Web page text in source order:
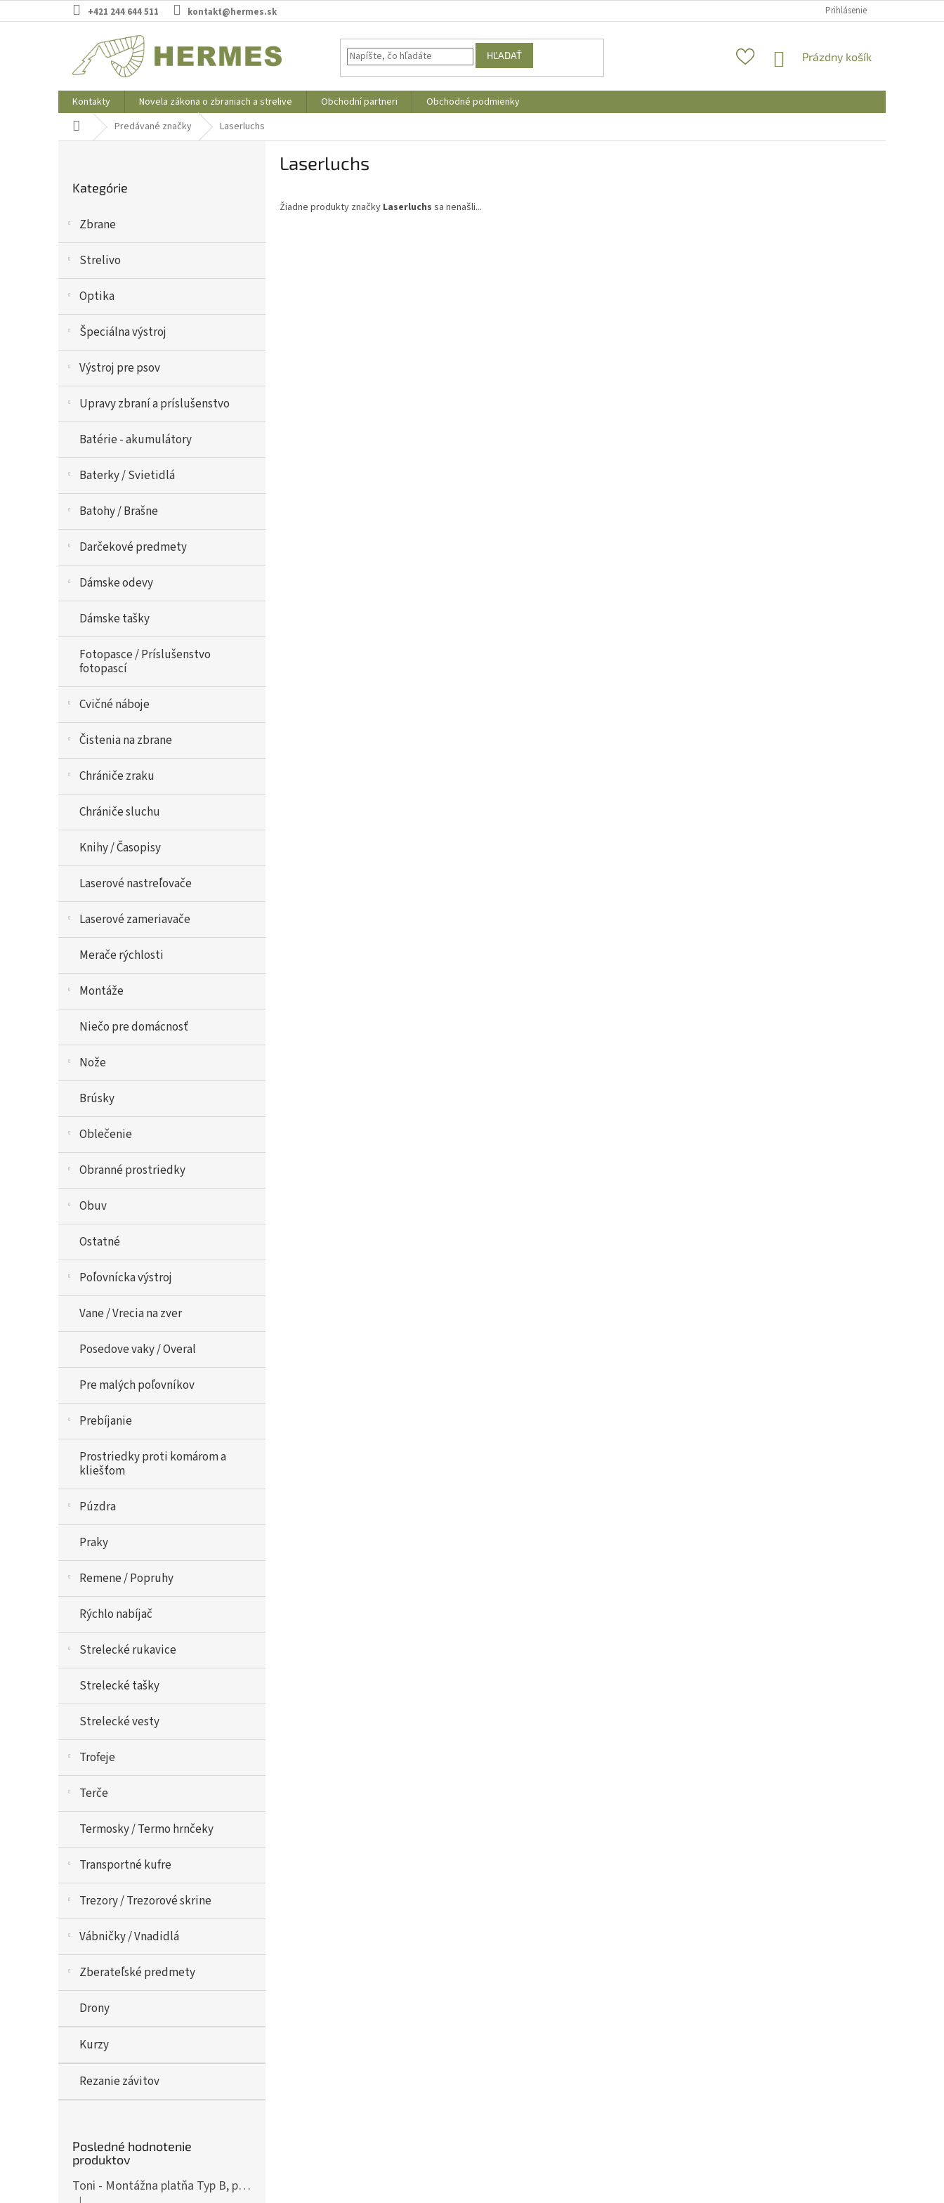
na
+421 244 644 511 kontakt@hermes.sk Prihlásenie
HĽADAŤ
NÁKUPNÝ
Prázdny košík
Kontakty Novela zákona o zbraniach a strelive Obchodní partneri
Obchodné podmienky
DomovPredávané značky Laserluchs
a
kategórie
Kategórie
Zbrane
Strelivo
Optika
Špeciálna výstroj
Výstroj pre psov
Upravy zbraní a príslušenstvo
Batérie - akumulátory
Baterky / Svietidlá
Batohy / Brašne
Darčekové predmety
Dámske odevy
Dámske tašky
Fotopasce / Príslušenstvo
fotopascí
Cvičné náboje
Čistenia na zbrane
Chrániče zraku
Chrániče sluchu
Knihy / Časopisy
Laserové nastreľovače
Laserové zameriavače
Merače rýchlosti
Montáže
Niečo pre domácnosť
Nože
Brúsky
Oblečenie
Obranné prostriedky
Obuv
Ostatné
Poľovnícka výstroj
Vane / Vrecia na zver
Posedove vaky / Overal
Pre malých poľovníkov
Prebíjanie
Prostriedky proti komárom a
kliešťom
Púzdra
Praky
Remene / Popruhy
Rýchlo nabíjač
Strelecké rukavice
Strelecké tašky
Strelecké vesty
Trofeje
Terče
Termosky / Termo hrnčeky
Transportné kufre
Trezory / Trezorové skrine
Vábničky / Vnadidlá
Zberateľské predmety
Drony
Kurzy
Rezanie závitov
Posledné hodnotenie
produktov
Toni - Montážna platňa Typ B, pre ČZ P-10, Art.: OPXCZP10B
Laserluchs
Žiadne produkty značky Laserluchs sa nenašli...